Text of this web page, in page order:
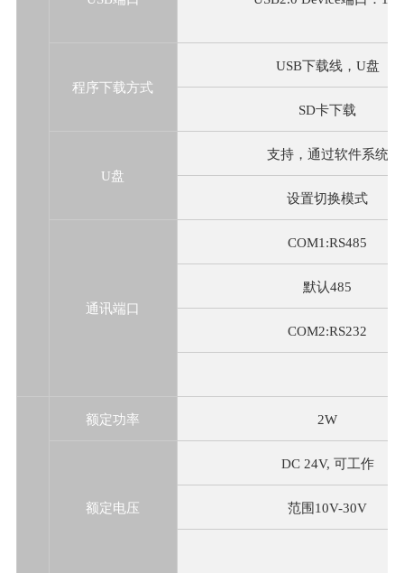
程序下载方式
USB下载线，U盘
SD卡下载
U盘
支持，通过软件系统
设置切换模式
通讯端口
COM1:RS485
默认485
COM2:RS232
额定功率 2W
额定电压
DC 24V, 可工作
范围10V-30V